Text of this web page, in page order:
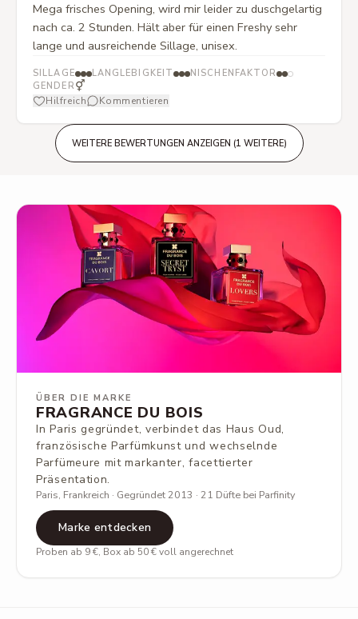
Mega frisches Opening, wird mir leider zu duschgelartig
nach ca. 2 Stunden. Hält aber für einen Freshy sehr
lange und ausreichende Sillage, unisex.
SILLAGE LANGLEBIGKEIT
NISCHENFAKTOR
GENDER ⚥
Hilfreich Kommentieren
WEITERE BEWERTUNGEN ANZEIGEN (1 WEITERE)
ÜBER DIE MARKE
FRAGRANCE DU BOIS
In Paris gegründet, verbindet das Haus Oud,
französische Parfümkunst und wechselnde
Parfümeure mit markanter, facettierter
Präsentation.
Paris, Frankreich · Gegründet 2013 · 21 Düfte bei Parfinity
Marke entdecken
Proben ab 9 €, Box ab 50 € voll angerechnet